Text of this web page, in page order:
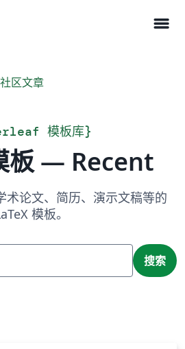
menu
社区文章
模板库}
板 — Recent
术论文、简历、演示文稿等的
模板。
搜索